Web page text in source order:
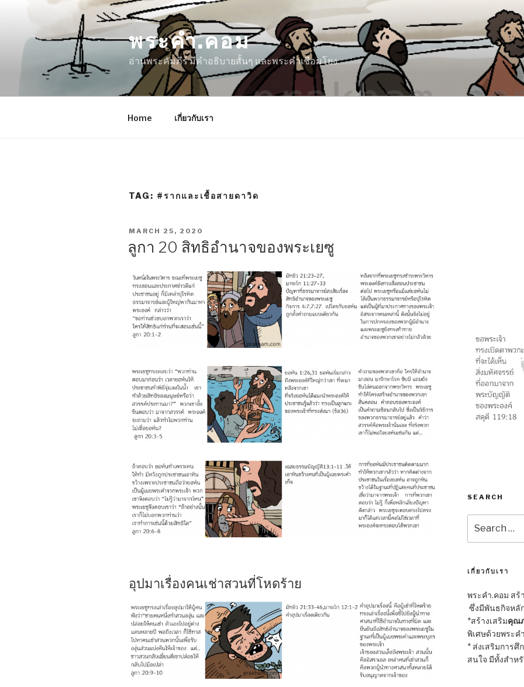
content
พระคำ.คอม
อ่านพระคัมภีร์ มีคำอธิบายสั้นๆ และพระคำเชื่อมโยง
Home เกี่ยวกับเรา
TAG: #รากและเชื้อสายดาวิด
POSTED
MARCH 25, 2020
ลูกา 20 สิทธิอำนาจของพระเยซู
อุปมาเรื่องคนเช่าสวนที่โหดร้าย
SEARCH
for:
เกี่ยวกับเรา
พระคำ.คอม ส
ซึ่งมีพันธกิจหลั
*สร้างเสริมคุณ
พิเศษด้วยพระค
* ส่งเสริมการศึ
สนใจ มีทั้งสำห